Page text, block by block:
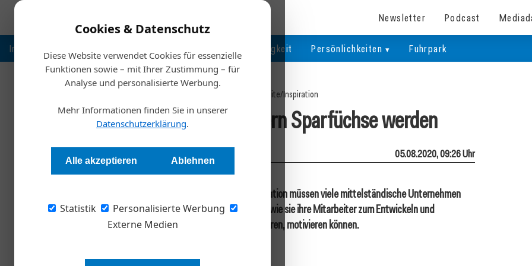
Cookies & Datenschutz
Diese Website verwendet Cookies für essenzielle
Funktionen sowie – mit Ihrer Zustimmung – für
Analyse und personalisierte Werbung.
Mehr Informationen finden Sie in unserer
Datenschutzerklärung.
Alle akzeptieren Ablehnen
Statistik
Personalisierte Werbung
Externe Medien
Newsletter Podcast
Inspiration Nachhaltigkeit Persönlichkeiten Fuhrpark
Startseite/Inspiration
Wie aus Mitarbeitern Sparfüchse werden
Redaktion 05.08.2020, 09:26 Uhr
In der aktuellen Krisen- und Marktumbruchsituation müssen viele mittelständische Unternehmen
ihre Fixkosten senken. Unklar ist ihnen aber oft, wie sie ihre Mitarbeiter zum Entwickeln und
Formulieren von Ideen, um Zeit und Geld zu sparen, motivieren können.
Text: Lukas Leist